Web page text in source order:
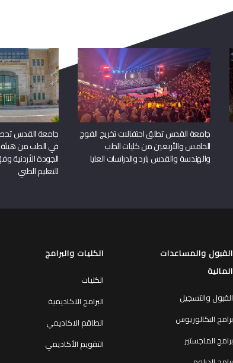
جامعة القدس تطلق احتفالات تخريج الفوج
الخامس والأربعين من كليات الطب
والهندسة والقدس بارد والدراسات العليا
جامعة القدس
في الطب من هيئة
الجودة الأردنية
للتعليم الطبي
القبول والمساعدات
المالية
القبول والتسجيل
برامج البكالوريوس
برامج الماجستير
برامج الدبلوم
الكليات والبرامج
الكليات
البرامج الاكاديمية
الطاقم الاكاديمي
التقويم الأكاديمي